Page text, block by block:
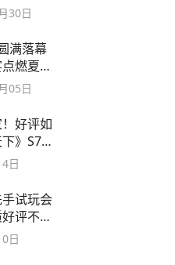
30日
满落幕
燃夏日
05日
好评如
》S7赛
日
手试玩会
评不
日